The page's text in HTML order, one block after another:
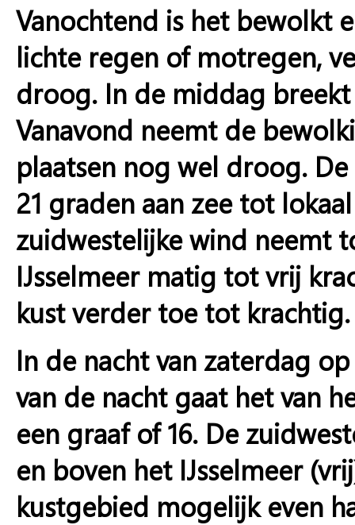
Vanochtend is het bewolkt
lichte regen of motregen,
droog. In de middag
Vanavond neemt de
plaatsen nog wel droog.
21 graden aan zee tot
zuidwestelijke wind neemt
IJsselmeer matig tot vrij
kust verder toe tot krachtig.
In de nacht van zaterdag
van de nacht gaat het van
een graaf of 16. De
en boven het IJsselmeer
kustgebied mogelijk even